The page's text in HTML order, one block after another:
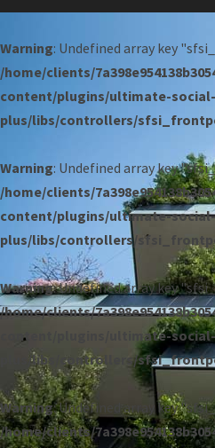
Warning: Undefined array key
/home/clients/
content/plugins/ultimate-
plus/libs/controllers/
Warning: Undefined array key
/home/clients/
content/plugins/ultimate-
plus/libs/controllers/
Warning: Undefined array key
/home/clients/
content/plugins/ultimate-
plus/libs/controllers/
Warning: Undefined array key
/home/clients/